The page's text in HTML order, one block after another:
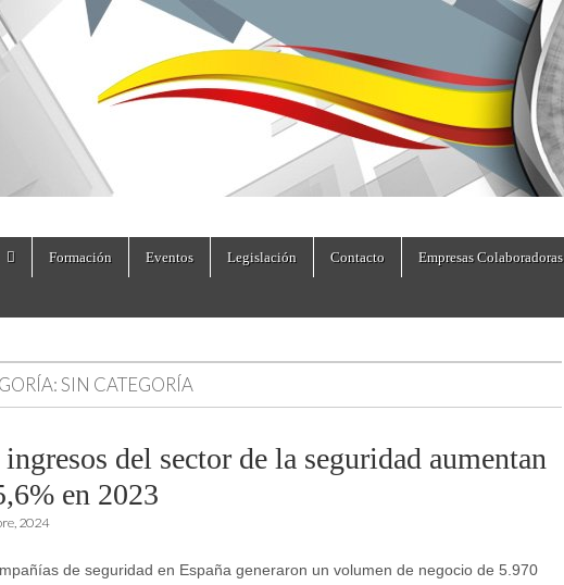
Formación Eventos Legislación Contacto Empresas Colaboradoras
SIN CATEGORÍA
del sector de la seguridad aumentan
en 2023
2024
de seguridad en España generaron un volumen de negocio de 5.970